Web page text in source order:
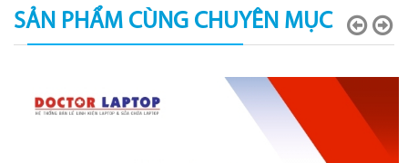
SẢN PHẨM CÙNG CHUYÊN MỤC